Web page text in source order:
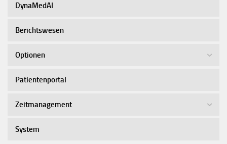
DynaMedAI
Berichtswesen
Optionen
Patientenportal
Zeitmanagement
System